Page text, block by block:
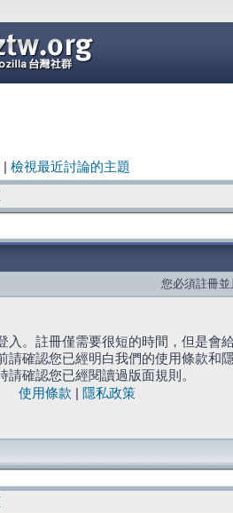
檢視最近討論的主題
您必須註冊
入。註冊僅需要很短的時間，但是會
請確認您已經明白我們的使用條款和
請確認您已經閱讀過版面規則。
使用條款
隱私政策